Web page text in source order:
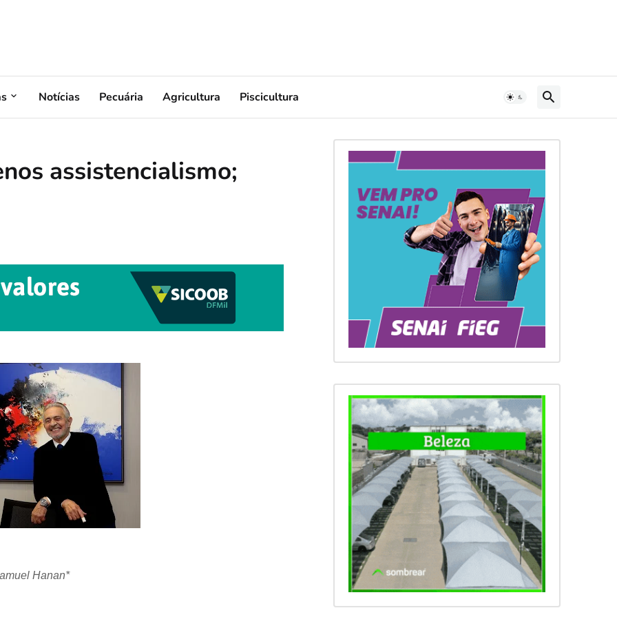
Notícias Pecuária Agricultura Piscicultura
assistencialismo;
Hanan*